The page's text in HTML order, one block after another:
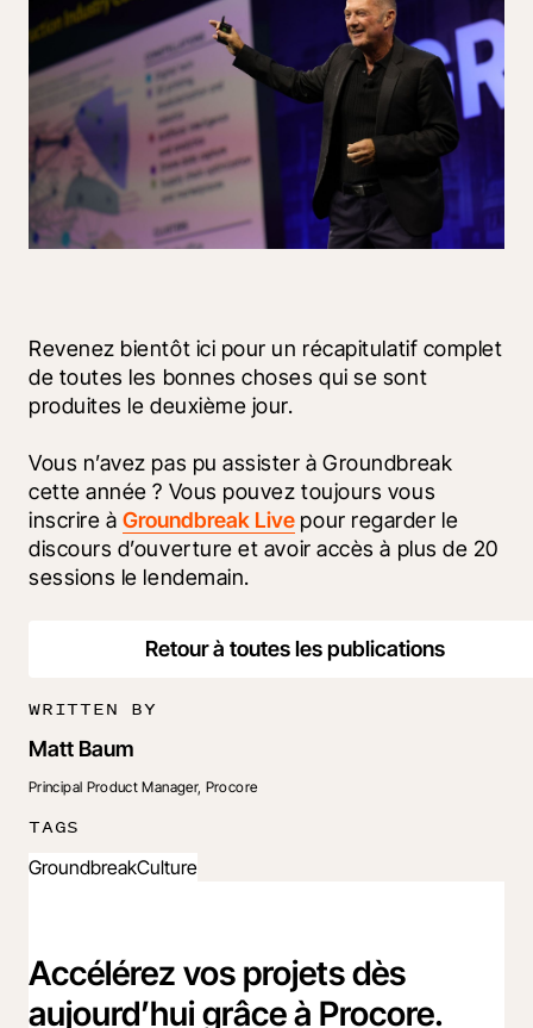
Revenez bientôt ici pour un récapitulatif complet
de toutes les bonnes choses qui se sont
produites le deuxième jour.
Vous n’avez pas pu assister à Groundbreak
cette année ? Vous pouvez toujours vous
inscrire à Groundbreak Live pour regarder le
discours d’ouverture et avoir accès à plus de 20
sessions le lendemain.
Retour à toutes les publications
WRITTEN BY
Matt Baum
Principal Product Manager, Procore
TAGS
GroundbreakCulture
Accélérez vos projets dès
aujourd’hui grâce à Procore.